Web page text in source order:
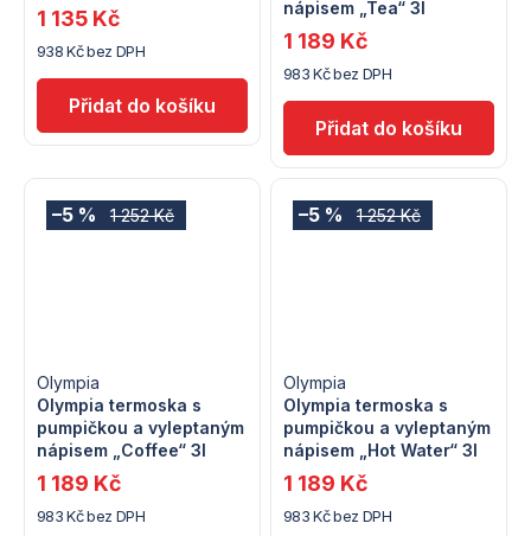
938 Kč bez DPH
1 135 Kč
nápisem „Tea“ 3l
983 Kč bez DPH
1 189 Kč
1 252 Kč
–5 %
Olympia termoska s
pumpičkou a vyleptaným
nápisem „Coffee“ 3l
Olympia
983 Kč bez DPH
1 189 Kč
1 252 Kč
–5 %
Olympia termoska s
pumpičkou a vyleptaným
nápisem „Hot Water“ 3l
Olympia
983 Kč bez DPH
1 189 Kč